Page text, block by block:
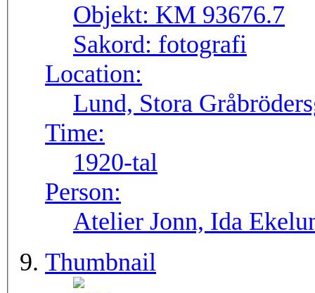
Objekt: KM 93676.7
Sakord: fotografi
Location:
Lund, Stora
Time:
1920-tal
Person:
Atelier Jonn, Ida
Thumbnail